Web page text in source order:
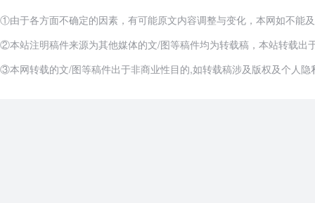
①由于各方面不确定的因素，有可能原文内容调整与变化，本网如不能
②本站注明稿件来源为其他媒体的文/图等稿件均为转载稿，本站转载
③本网转载的文/图等稿件出于非商业性目的,如转载稿涉及版权及个人